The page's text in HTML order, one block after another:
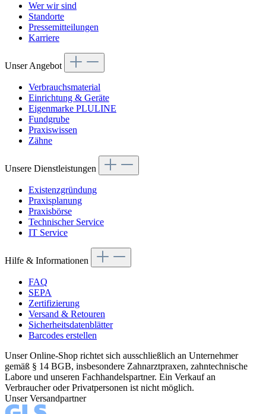
Wer wir sind
Standorte
Pressemitteilungen
Karriere
Unser Angebot
Verbrauchsmaterial
Einrichtung & Geräte
Eigenmarke PLULINE
Fundgrube
Praxiswissen
Zähne
Unsere Dienstleistungen
Existenzgründung
Praxisplanung
Praxisbörse
Technischer Service
IT Service
Hilfe & Informationen
FAQ
SEPA
Zertifizierung
Versand & Retouren
Sicherheitsdatenblätter
Barcodes erstellen
Unser Online-Shop richtet sich ausschließlich an Unternehmer
gemäß § 14 BGB, insbesondere Zahnarztpraxen, zahntechnische
Labore und unseren Fachhandelspartner. Ein Verkauf an
Verbraucher oder Privatpersonen ist nicht möglich.
Unser Versandpartner